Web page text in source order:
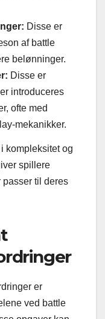
Disse er
af battle
belønninger.
Disse er
introduceres
ofte med
mekanikker.
kompleksitet og
spillere
til deres
er
ved battle